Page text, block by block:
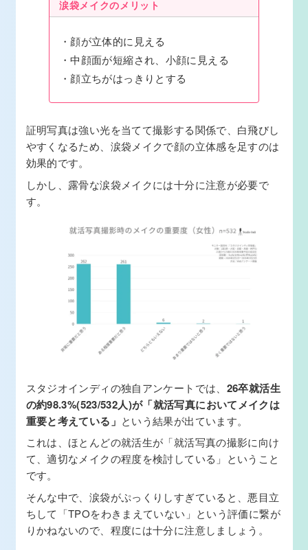
涙袋メイクのメリット
顔が立体的に見える
中顔面が短縮され、小顔に見える
顔立ちがはっきりとする
証明写真は強い光を当てて撮影する関係で、白飛びし
やすくなるため、涙袋メイクで顔の立体感を足すのは
効果的です。
しかし、露骨な涙袋メイクには十分に注意が必要で
す。
スタジオインディの独自アンケートでは、 26卒就活生
の約98.3%(523/532人)が「就活写真においてメイクは
重要と考えている」 という結果が出ています。
これは、ほとんどの就活生が「就活写真の撮影に向け
て、適切なメイクの程度を検討している」ということ
です。
そんな中で、涙袋がぷっくりしすぎていると、悪目立
ちして「TPOをわきまえていない」という評価に繋が
りかねないので、程度には十分に注意しましょう。